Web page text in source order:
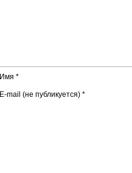
Имя *
E-mail (не публикуется) *